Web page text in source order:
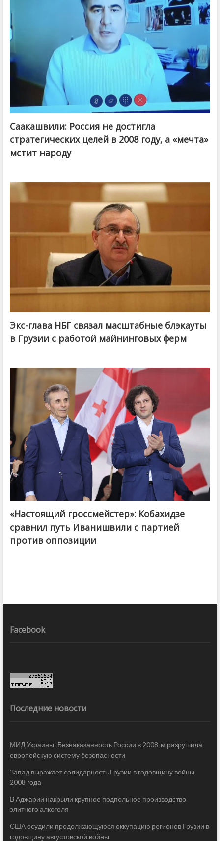
Саакашвили: Россия не достигла
стратегических целей в 2008 году, а «мечта»
мстит народу
Экс-глава НБГ связал масштабные блэкауты
в Грузии с работой майнинговых ферм
@ქართული ოცნება / Georgian Dream
«Настоящий гроссмейстер»: Кобахидзе
сравнил путь Иванишвили с партией
против оппозиции
Facebook
Последние новости
МИД Украины: Безнаказанность России в 2008-м разрушила
европейскую систему безопасности
Запад выражает солидарность Грузии в годовщину войны
2008 года
В Аджарии накрыли крупное подпольное производство
элитного алкоголя
США осудили продолжающуюся оккупацию регионов Грузии в
годовщину августовской войны